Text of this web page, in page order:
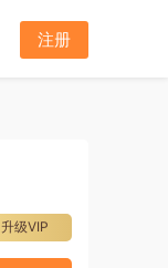
注册
升级VIP